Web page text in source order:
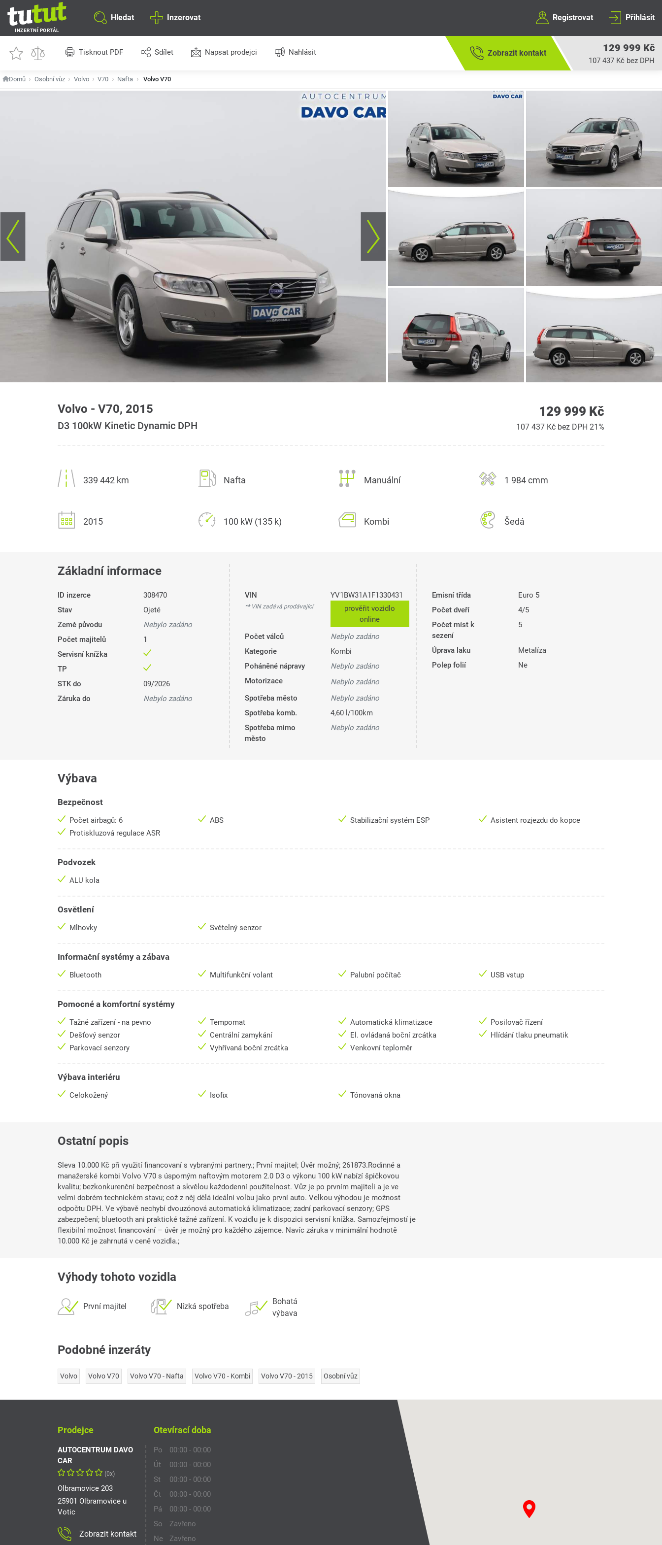
INZERTNÍ PORTÁL
Hledat Inzerovat Registrovat Přihlásit
Tisknout PDF Sdílet Napsat prodejci Nahlásit 129 999 Kč
107 437 Kč bez DPH
Zobrazit kontakt
Domů Osobní vůz Volvo V70 Nafta Volvo V70
Volvo - V70, 2015
D3 100kW Kinetic Dynamic DPH
129 999 Kč
107 437 Kč bez DPH 21%
339 442 km Nafta Manuální 1 984 cmm
2015 100 kW (135 k) Kombi Šedá
Základní informace
ID inzerce
308470
Stav
Ojeté
Země původu
Nebylo zadáno
Počet majitelů
1
Servisní knížka
TP
STK do
09/2026
Záruka do
Nebylo zadáno
VIN
** VIN zadává prodávající
YV1BW31A1F1330431
prověřit vozidlo
online
Počet válců
Nebylo zadáno
Kategorie
Kombi
Poháněné nápravy
Nebylo zadáno
Motorizace
Nebylo zadáno
Spotřeba město
Nebylo zadáno
Spotřeba komb.
4,60 l/100km
Spotřeba mimo
město
Nebylo zadáno
Emisní třída
Euro 5
Počet dveří
4/5
Počet míst k
sezení
5
Úprava laku
Metalíza
Polep folií
Ne
Výbava
Bezpečnost
Počet airbagů: 6 ABS Stabilizační systém ESP
Asistent rozjezdu do kopce
Protiskluzová regulace ASR
Podvozek
ALU kola
Osvětlení
Mlhovky Světelný senzor
Informační systémy a zábava
Bluetooth Multifunkční volant Palubní počítač USB vstup
Pomocné a komfortní systémy
Tažné zařízení - na pevno Tempomat Automatická klimatizace
Posilovač řízení
Dešťový senzor
Centrální zamykání El. ovládaná boční zrcátka
Hlídání tlaku pneumatik
Parkovací senzory
Vyhřívaná boční zrcátka Venkovní teploměr
Výbava interiéru
Celokožený Isofix Tónovaná okna
Ostatní popis
Sleva 10.000 Kč při využití financovaní s vybranými partnery.; První majitel; Úvěr možný; 261873.Rodinné a
manažerské kombi Volvo V70 s úsporným naftovým motorem 2.0 D3 o výkonu 100 kW nabízí špičkovou
kvalitu; bezkonkurenční bezpečnost a skvělou každodenní použitelnost. Vůz je po prvním majiteli a je ve
velmi dobrém technickém stavu; což z něj dělá ideální volbu jako první auto. Velkou výhodou je možnost
odpočtu DPH. Ve výbavě nechybí dvouzónová automatická klimatizace; zadní parkovací senzory; GPS
zabezpečení; bluetooth ani praktické tažné zařízení. K vozidlu je k dispozici servisní knížka. Samozřejmostí je
flexibilní možnost financování – úvěr je možný pro každého zájemce. Navíc záruka v minimální hodnotě
10.000 Kč je zahrnutá v ceně vozidla.;
Výhody tohoto vozidla
První majitel Nízká spotřeba
Bohatá
výbava
Podobné inzeráty
Volvo Volvo V70 Volvo V70 - Nafta Volvo V70 - Kombi Volvo V70 - 2015 Osobní vůz
Prodejce
AUTOCENTRUM DAVO
CAR
(0x)
Olbramovice 203
25901 Olbramovice u
Votic
Zobrazit kontakt
Otevírací doba
Po
00:00 - 00:00
Út
00:00 - 00:00
St
00:00 - 00:00
Čt
00:00 - 00:00
Pá
00:00 - 00:00
So
Zavřeno
Ne
Zavřeno